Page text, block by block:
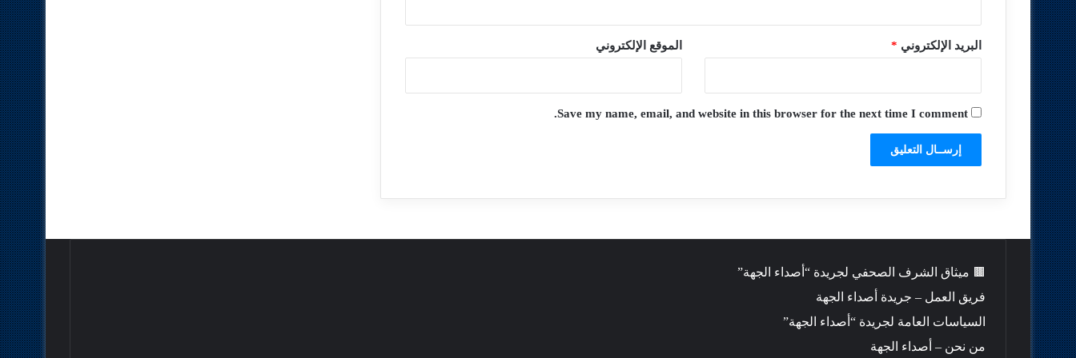
البريد الإلكتروني * الموقع الإلكتروني
Save my name, email, and website in this browser for the next time I comment.
🟫 ميثاق الشرف الصحفي لجريدة “أصداء الجهة”
فريق العمل – جريدة أصداء الجهة
السياسات العامة لجريدة “أصداء الجهة”
من نحن – أصداء الجهة